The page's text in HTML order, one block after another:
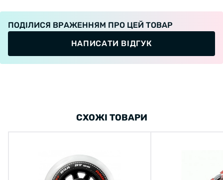
ПОДІЛИСЯ ВРАЖЕННЯМ ПРО ЦЕЙ ТОВАР
НАПИСАТИ ВІДГУК
СХОЖІ ТОВАРИ